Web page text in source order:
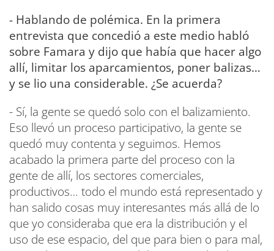
- Hablando de polémica. En la primera
entrevista que concedió a este medio habló
sobre Famara y dijo que había que hacer algo
allí, limitar los aparcamientos, poner balizas…
y se lio una considerable. ¿Se acuerda?
- Sí, la gente se quedó solo con el balizamiento.
Eso llevó un proceso participativo, la gente se
quedó muy contenta y seguimos. Hemos
acabado la primera parte del proceso con la
gente de allí, los sectores comerciales,
productivos… todo el mundo está representado y
han salido cosas muy interesantes más allá de lo
que yo consideraba que era la distribución y el
uso de ese espacio, del que para bien o para mal,